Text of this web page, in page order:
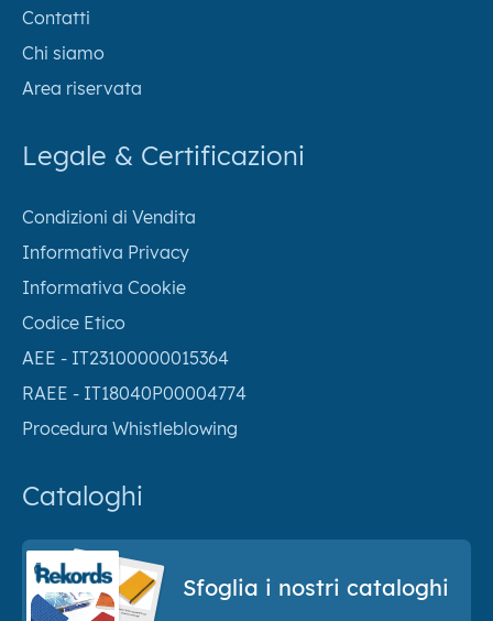
Contatti
Chi siamo
Area riservata
Legale & Certificazioni
Condizioni di Vendita
Informativa Privacy
Informativa Cookie
Codice Etico
AEE - IT23100000015364
RAEE - IT18040P00004774
Procedura Whistleblowing
Cataloghi
Sfoglia i nostri cataloghi